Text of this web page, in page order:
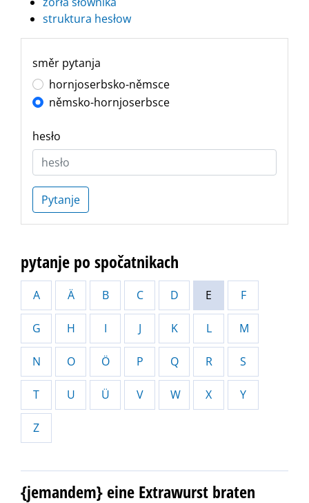
struktura hesłow
směr pytanja
hornjoserbsko-němsce
němsko-hornjoserbsce
hesło
Pytanje
pytanje po spočatnikach
A Ä B C D E F
G H I J K L M
N O Ö P Q R S
T U Ü V W X Y
Z
{jemandem} eine Extrawurst braten